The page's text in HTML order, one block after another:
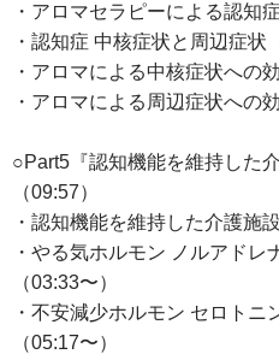
・アロマセラピーによる認知
・認知症 中核症状と周辺症状
・アロマによる中核症状への
・アロマによる周辺症状への
○Part5『認知機能を維持した
（09:57）
・認知機能を維持した介護施
・やる気ホルモン ノルアド
（03:33〜）
・不安減少ホルモン セロトニ
（05:17〜）